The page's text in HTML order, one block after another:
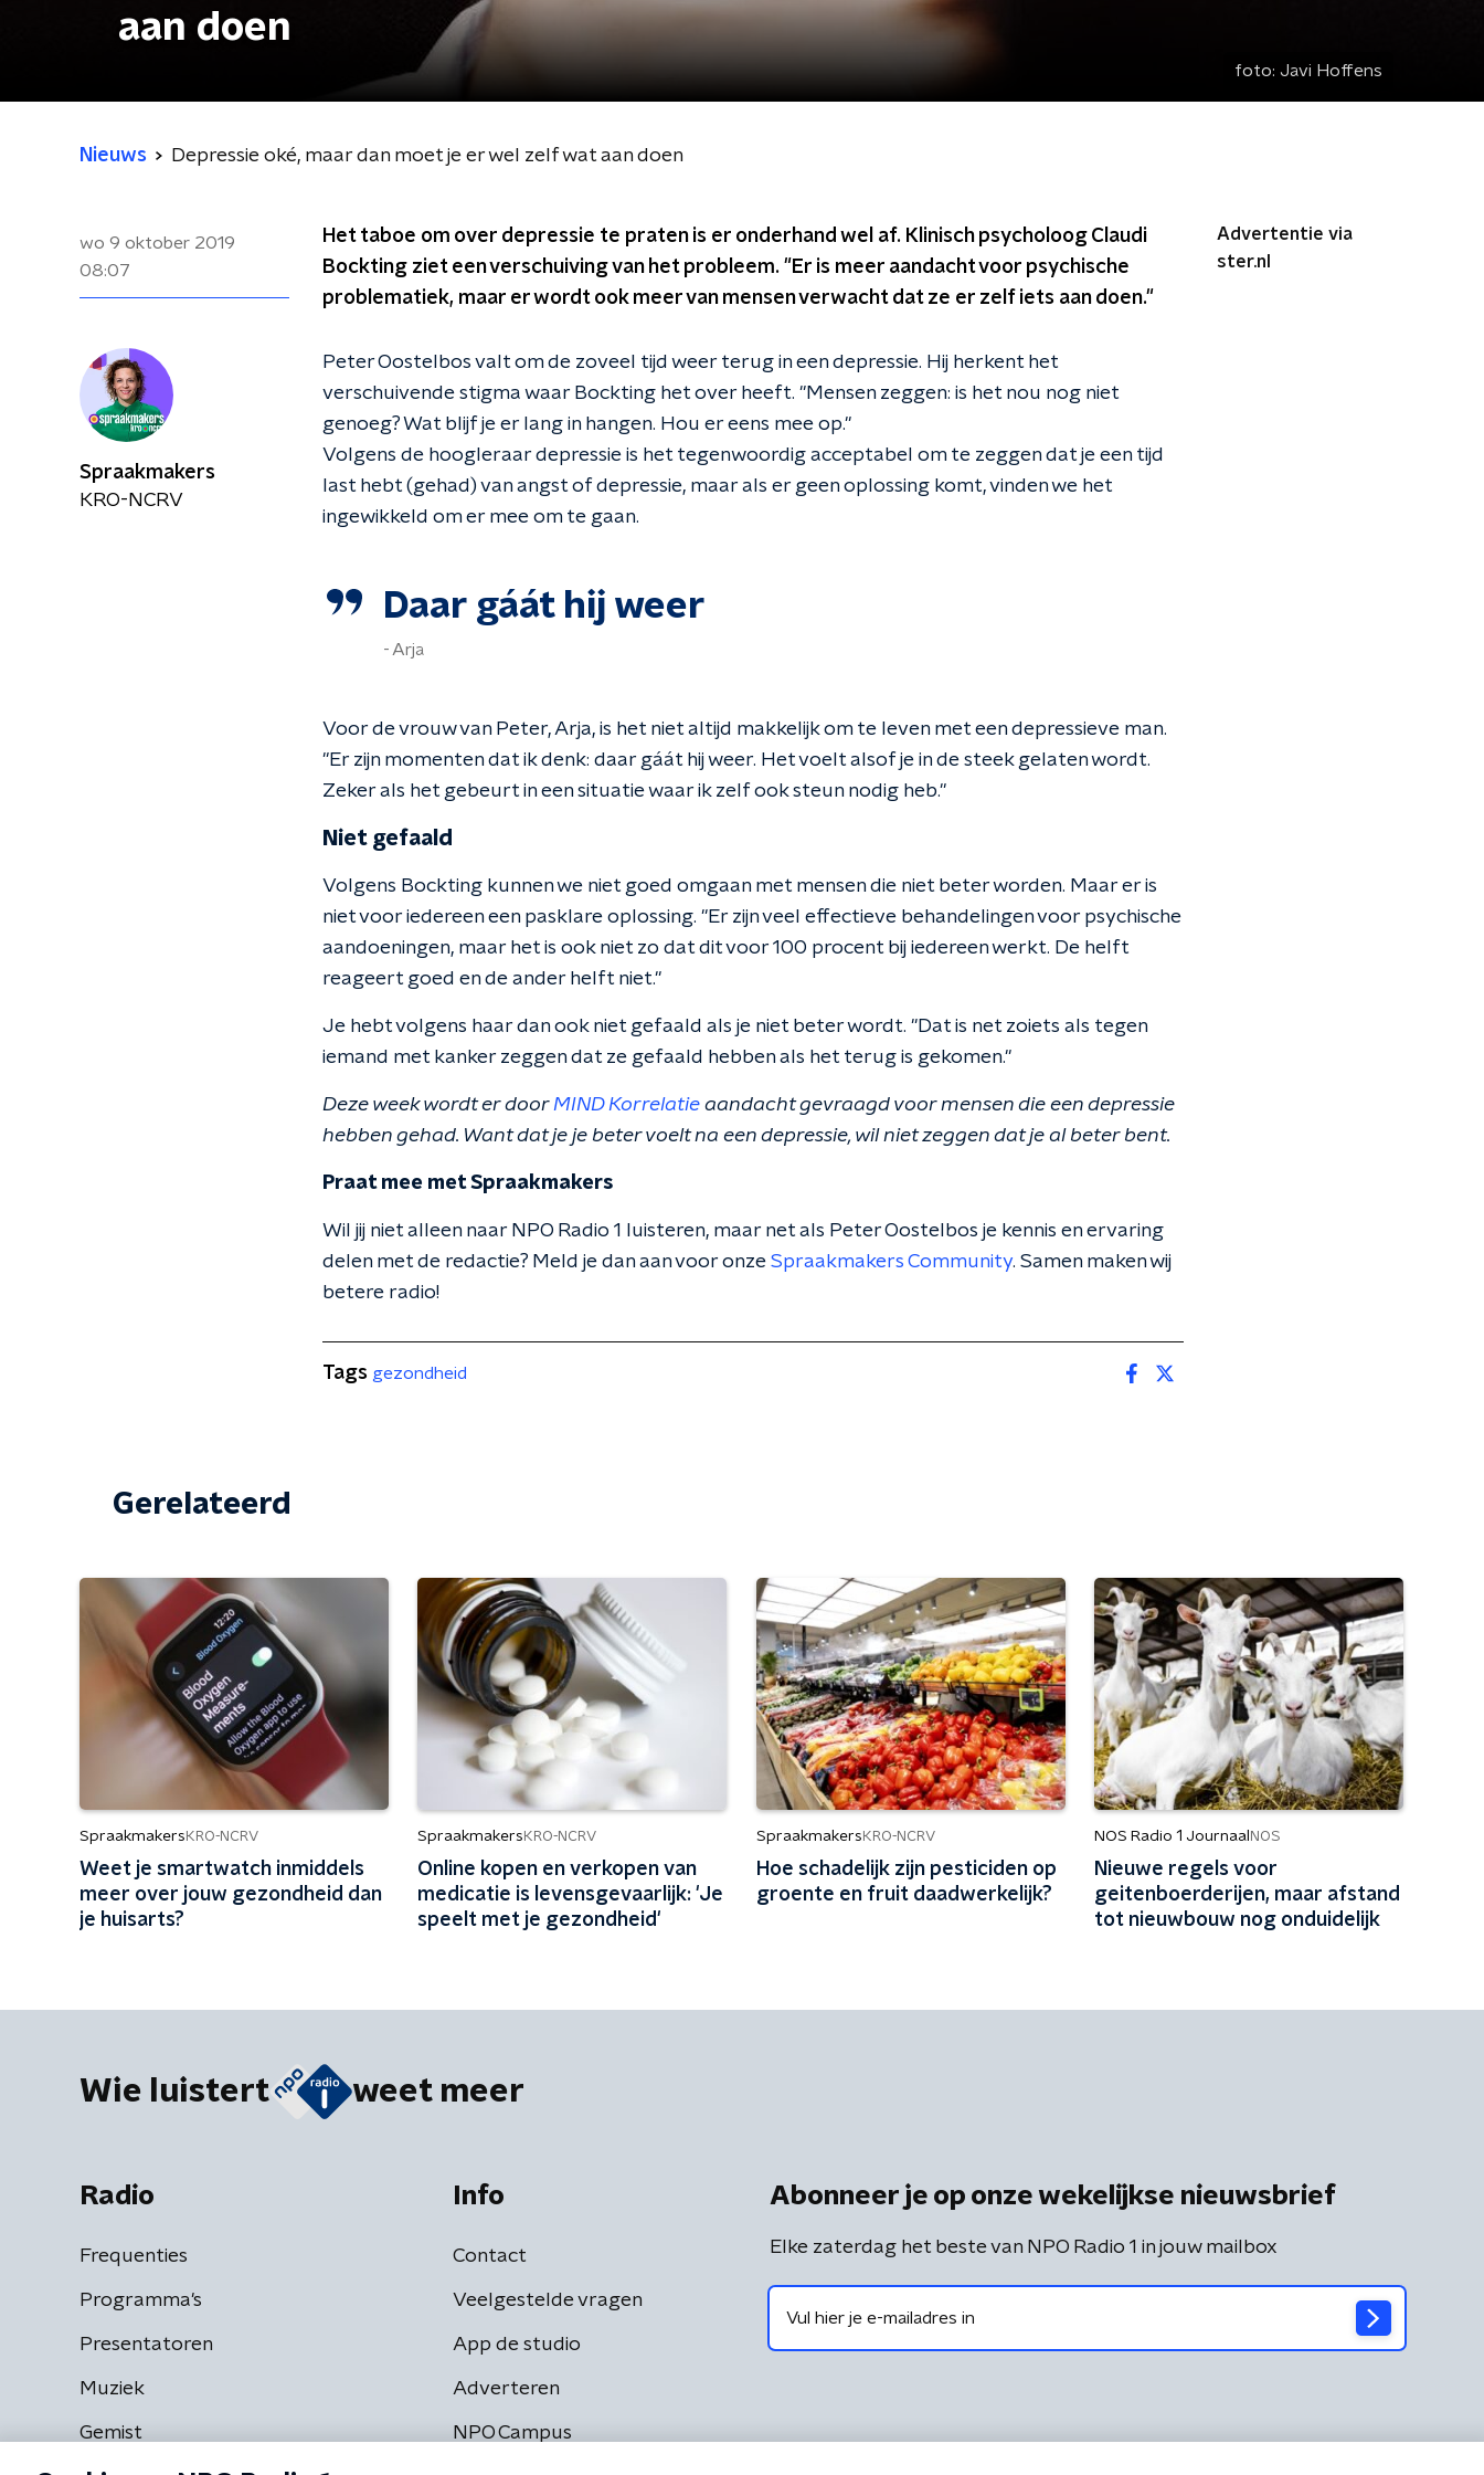
aan doen
foto: Javi Hoffens
Nieuws Depressie oké, maar dan moet je er wel zelf wat aan doen
wo 9 oktober 2019
08:07
Het taboe om over depressie te praten is er onderhand wel af. Klinisch psycholoog Claudi
Bockting ziet een verschuiving van het probleem. "Er is meer aandacht voor psychische
problematiek, maar er wordt ook meer van mensen verwacht dat ze er zelf iets aan doen."
Peter Oostelbos valt om de zoveel tijd weer terug in een depressie. Hij herkent het
verschuivende stigma waar Bockting het over heeft. "Mensen zeggen: is het nou nog niet
genoeg? Wat blijf je er lang in hangen. Hou er eens mee op."
Volgens de hoogleraar depressie is het tegenwoordig acceptabel om te zeggen dat je een tijd
last hebt (gehad) van angst of depressie, maar als er geen oplossing komt, vinden we het
ingewikkeld om er mee om te gaan.
Daar gáát hij weer
Arja
Voor de vrouw van Peter, Arja, is het niet altijd makkelijk om te leven met een depressieve man.
"Er zijn momenten dat ik denk: daar gáát hij weer. Het voelt alsof je in de steek gelaten wordt.
Zeker als het gebeurt in een situatie waar ik zelf ook steun nodig heb."
Niet gefaald
Volgens Bockting kunnen we niet goed omgaan met mensen die niet beter worden. Maar er is
niet voor iedereen een pasklare oplossing. "Er zijn veel effectieve behandelingen voor psychische
aandoeningen, maar het is ook niet zo dat dit voor 100 procent bij iedereen werkt. De helft
reageert goed en de ander helft niet."
Je hebt volgens haar dan ook niet gefaald als je niet beter wordt. "Dat is net zoiets als tegen
iemand met kanker zeggen dat ze gefaald hebben als het terug is gekomen."
Deze week wordt er doorMIND Korrelatie aandacht gevraagd voor mensen die een depressie
hebben gehad. Want dat je je beter voelt na een depressie, wil niet zeggen dat je al beter bent.
Praat mee met Spraakmakers
Wil jij niet alleen naar NPO Radio 1 luisteren, maar net als Peter Oostelbos je kennis en ervaring
delen met de redactie? Meld je dan aan voor onze Spraakmakers Community. Samen maken wij
betere radio!
Advertentie via
ster.nl
Spraakmakers
KRO-NCRV
Tags gezondheid
Gerelateerd
Spraakmakers KRO-NCRV
Weet je smartwatch inmiddels
meer over jouw gezondheid dan
je huisarts?
Spraakmakers KRO-NCRV
Online kopen en verkopen van
medicatie is levensgevaarlijk: 'Je
speelt met je gezondheid'
Spraakmakers KRO-NCRV
Hoe schadelijk zijn pesticiden op
groente en fruit daadwerkelijk?
NOS Radio 1 Journaal NOS
Nieuwe regels voor
geitenboerderijen, maar afstand
tot nieuwbouw nog onduidelijk
Wie luistert weet meer
Radio
Frequenties
Programma's
Presentatoren
Muziek
Gemist
Info
Contact
Veelgestelde vragen
App de studio
Adverteren
NPO Campus
Abonneer je op onze wekelijkse nieuwsbrief
Elke zaterdag het beste van NPO Radio 1 in jouw mailbox